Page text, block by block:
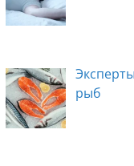
рыб